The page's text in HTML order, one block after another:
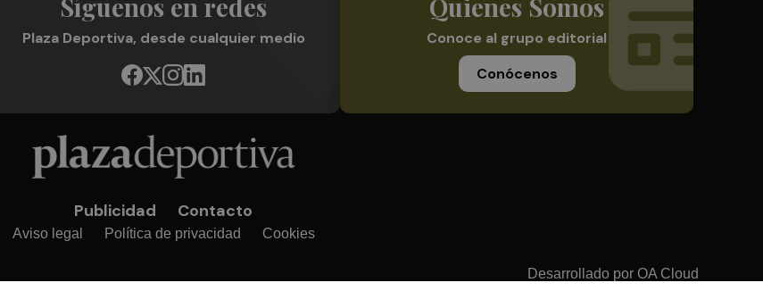
Síguenos en redes
Plaza Deportiva, desde cualquier medio
Quienes Somos
Conoce al grupo editorial
Conócenos
Publicidad Contacto
Aviso legal Política de privacidad Cookies
Desarrollado por OA Cloud